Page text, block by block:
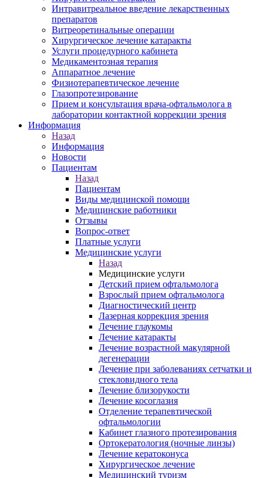
Интравитреальное введение лекарственных
препаратов
Витреоретинальные операции
Хирургическое лечение катаракты
Услуги процедурного кабинета
Медикаментозная терапия
Аппаратное лечение
Физиотерапевтическое лечение
Глазопротезирование
Прием и консультация врача-офтальмолога в
лаборатории контактной коррекции зрения
Информация
Назад
Информация
Новости
Пациентам
Назад
Пациентам
Виды медицинской помощи
Медицинские работники
Отзывы
Вопрос-ответ
Платные услуги
Медицинские услуги
Назад
Медицинские услуги
Детский прием офтальмолога
Взрослый прием офтальмолога
Диагностический центр
Лазерная коррекция зрения
Лечение глаукомы
Лечение катаракты
Лечение возрастной макулярной
дегенерации
Лечение при заболеваниях сетчатки и
стекловидного тела
Лечение близорукости
Лечение косоглазия
Отделение терапевтической
офтальмологии
Кабинет глазного протезирования
Ортокератология (ночные линзы)
Лечение кератоконуса
Хирургическое лечение
Медицинский туризм